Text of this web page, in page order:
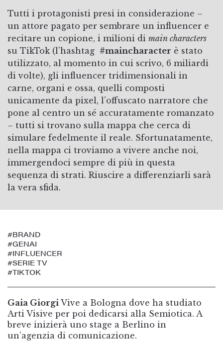
Tutti i protagonisti presi in considerazione –
un attore pagato per sembrare un influencer e
recitare un copione, i milioni di main characters
su TikTok (l’hashtag #maincharacter è stato
utilizzato, al momento in cui scrivo, 6 miliardi
di volte), gli influencer tridimensionali in
carne, organi e ossa, quelli composti
unicamente da pixel, l’offuscato narratore che
pone al centro un sé accuratamente romanzato
– tutti si trovano sulla mappa che cerca di
simulare fedelmente il reale. Sfortunatamente,
nella mappa ci troviamo a vivere anche noi,
immergendoci sempre di più in questa
sequenza di strati. Riuscire a differenziarli sarà
la vera sfida.
#BRAND
#GENAI
#INFLUENCER
#SERIE TV
#TIKTOK
Gaia Giorgi Vive a Bologna dove ha studiato
Arti Visive per poi dedicarsi alla Semiotica. A
breve inizierà uno stage a Berlino in
un’agenzia di comunicazione.